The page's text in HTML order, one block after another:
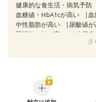
健康的な食生活・病気予防
血糖値・HbA1cが高い
中性脂肪が高い
尿酸値
腎機能の値が高い
糖尿病
狭
糖尿病性腎症（第１期）
糖尿病性腎症（第３期）